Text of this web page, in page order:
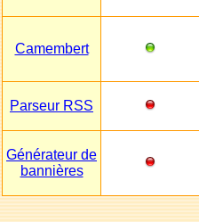
Camembert
Parseur RSS
Générateur de
bannières